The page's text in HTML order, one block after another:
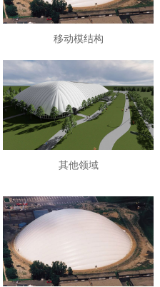
移动模结构
其他领域